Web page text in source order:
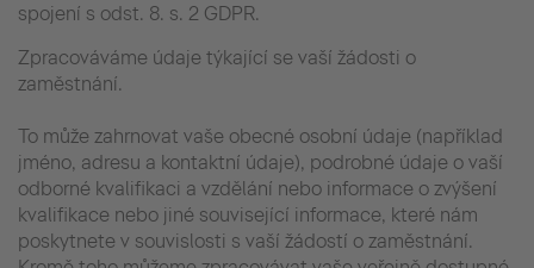
spojení s odst. 8. s. 2 GDPR.
Zpracováváme údaje týkající se vaší žádosti o
zaměstnání.
To může zahrnovat vaše obecné osobní údaje (například
jméno, adresu a kontaktní údaje), podrobné údaje o vaší
odborné kvalifikaci a vzdělání nebo informace o zvýšení
kvalifikace nebo jiné související informace, které nám
poskytnete v souvislosti s vaší žádostí o zaměstnání.